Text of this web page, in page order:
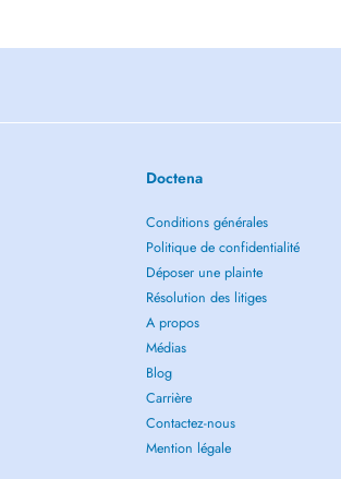
Doctena
Conditions générales
Politique de confidentialité
Déposer une plainte
Résolution des litiges
A propos
Médias
Blog
Carrière
Contactez-nous
Mention légale